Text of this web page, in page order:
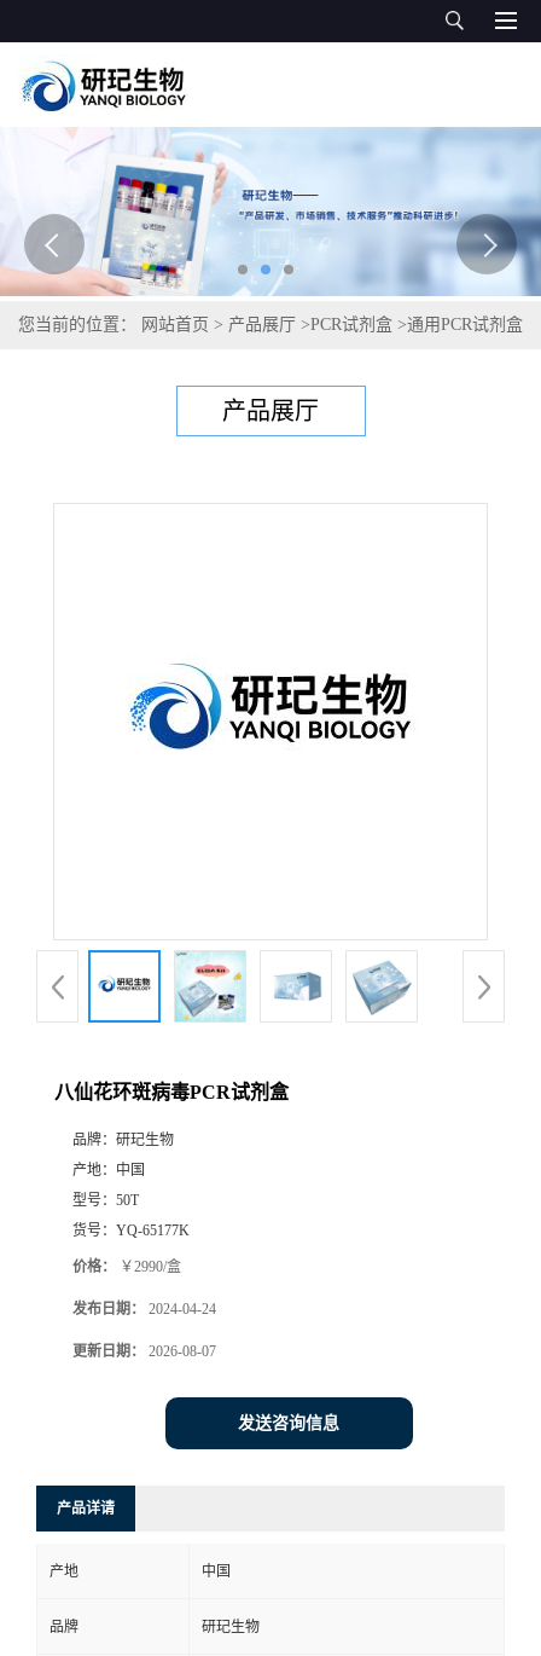
您当前的位置： 网站首页 > 产品展厅 >PCR试剂盒 >通用PCR试剂盒
产品展厅
八仙花环斑病毒PCR试剂盒
品牌： 研玘生物
产地： 中国
型号： 50T
货号： YQ-65177K
价格： ￥2990/盒
发布日期： 2024-04-24
更新日期： 2026-08-07
发送咨询信息
产品详请
产地 中国
品牌 研玘生物